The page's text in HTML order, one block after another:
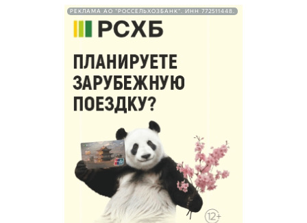
РЕКЛАМА АО "РОССЕЛЬХОЗБАНК". ИНН 772511448.